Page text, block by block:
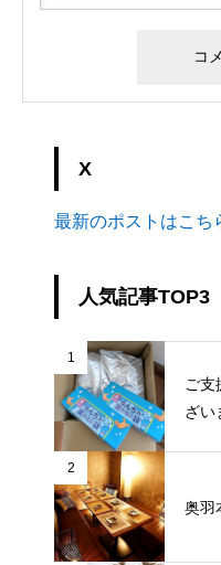
X
最新のポストはこち
人気記事TOP3
1
ご支
ざい
2
奥羽